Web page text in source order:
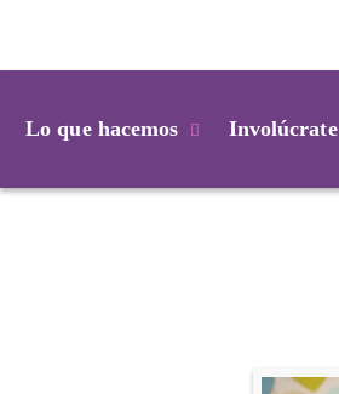
Lo que hacemos Involúcrate